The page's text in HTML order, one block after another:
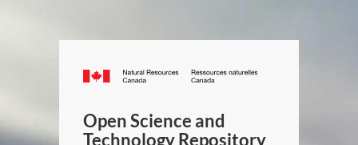
Canada.ca
/
Open Science and
Technology Repository